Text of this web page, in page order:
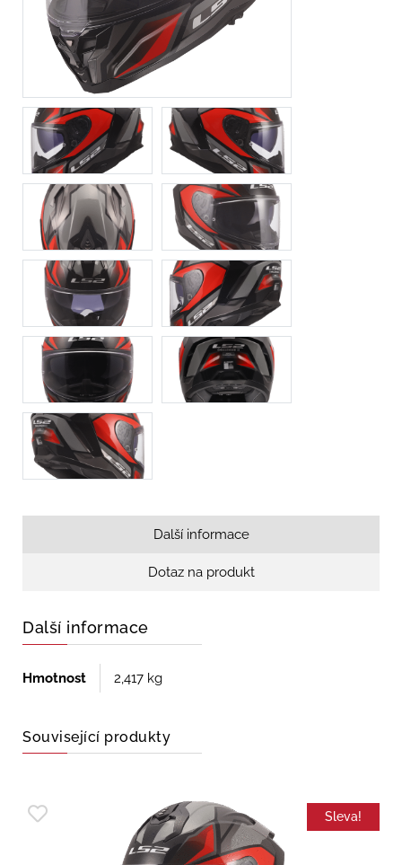
Další informace
Dotaz na produkt
Další informace
Hmotnost 2,417 kg
Související produkty
Sleva!